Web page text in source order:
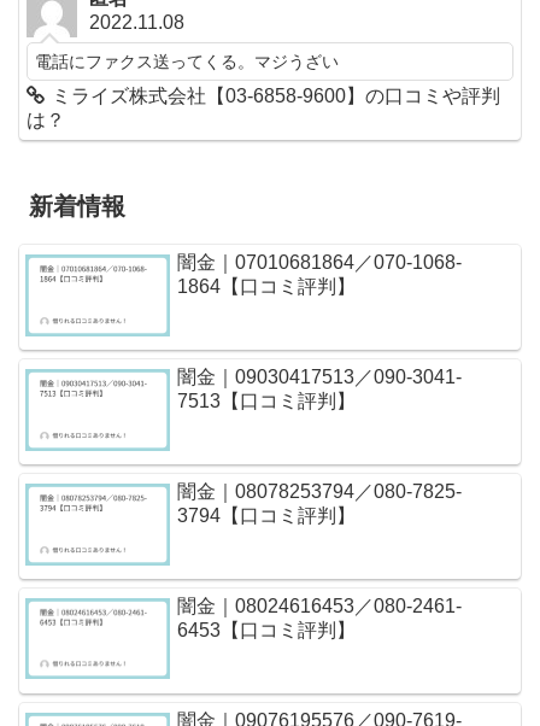
2022.11.08
電話にファクス送ってくる。マジうざい
ミライズ株式会社【03-6858-9600】の口コミや評判
は？
新着情報
闇金｜07010681864／070-1068-
1864【口コミ評判】
闇金｜09030417513／090-3041-
7513【口コミ評判】
闇金｜08078253794／080-7825-
3794【口コミ評判】
闇金｜08024616453／080-2461-
6453【口コミ評判】
闇金｜09076195576／090-7619-